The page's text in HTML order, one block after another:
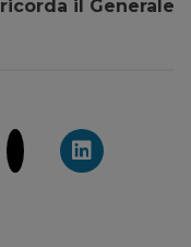
ricorda il Generale